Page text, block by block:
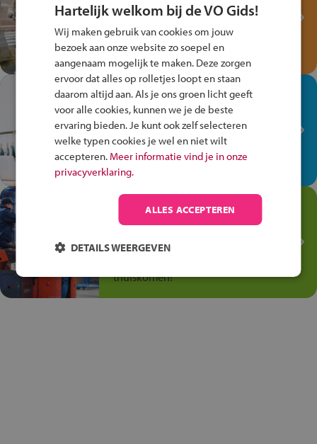
Verkeersspel!
Speel het Fiets Veilig Verkeersspel
en win een Cortina-fiets!
In de winkel ben je op je
plek!
Ontdek via het vmbo jouw talent
op de winkelvloer, waar elke dag
anders is!
Jouw talent in de
Transport en Logistiek
Kies voor vmbo Transport en
thuiskomen!
Hartelijk welkom bij de VO Gids!
Wij maken gebruik van cookies om jouw
bezoek aan onze website zo soepel en
aangenaam mogelijk te maken. Deze zorgen
ervoor dat alles op rolletjes loopt en staan
daarom altijd aan. Als je ons groen licht geeft
voor alle cookies, kunnen we je de beste
ervaring bieden. Je kunt ook zelf selecteren
welke typen cookies je wel en niet wilt
accepteren. Meer informatie vind je in onze
privacyverklaring.
ALLES ACCEPTEREN
DETAILS WEERGEVEN